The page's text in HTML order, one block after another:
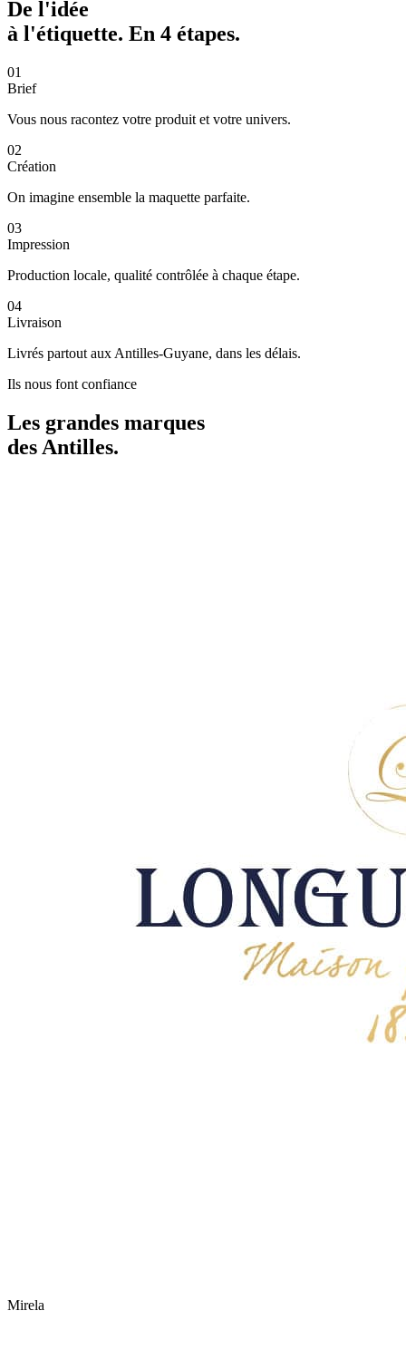
De l'idée
à l'étiquette. En 4 étapes.
01
Brief
Vous nous racontez votre produit et votre univers.
02
Création
On imagine ensemble la maquette parfaite.
03
Impression
Production locale, qualité contrôlée à chaque étape.
04
Livraison
Livrés partout aux Antilles-Guyane, dans les délais.
Ils nous font confiance
Les grandes marques
des Antilles.
Mirela